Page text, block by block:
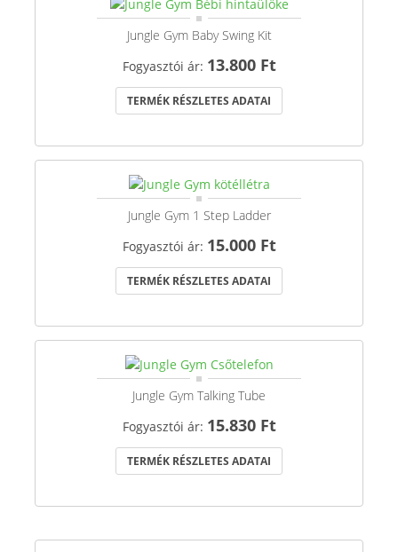
Jungle Gym Baby Swing Kit
Fogyasztói ár: 13.800 Ft
TERMÉK RÉSZLETES ADATAI
Jungle Gym 1 Step Ladder
Fogyasztói ár: 15.000 Ft
TERMÉK RÉSZLETES ADATAI
Jungle Gym Talking Tube
Fogyasztói ár: 15.830 Ft
TERMÉK RÉSZLETES ADATAI